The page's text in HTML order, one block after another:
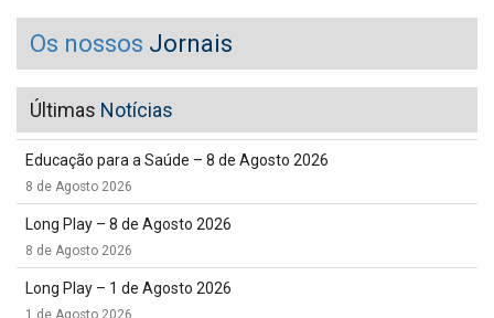
Os nossos Jornais
Últimas Notícias
Educação para a Saúde – 8 de Agosto 2026
8 de Agosto 2026
Long Play – 8 de Agosto 2026
8 de Agosto 2026
Long Play – 1 de Agosto 2026
1 de Agosto 2026